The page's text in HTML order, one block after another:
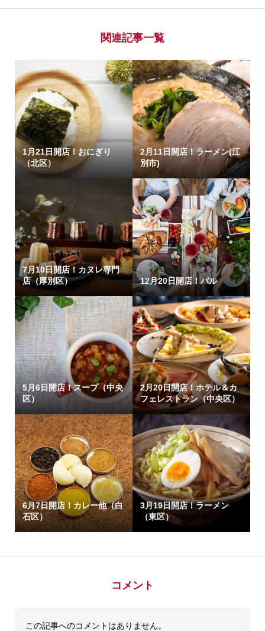
関連記事一覧
1月21日開店！おにぎり
（北区）
2月11日開店！ラーメン(江
別市)
7月10日開店！カヌレ専門
店（厚別区）
12月20日開店！バル
5月6日開店！スープ（中央
区）
2月20日開店！ホテル＆カ
フェレストラン（中央区）
6月7日開店！カレー他（白
石区）
3月19日開店！ラーメン
（東区）
コメント
この記事へのコメントはありません。